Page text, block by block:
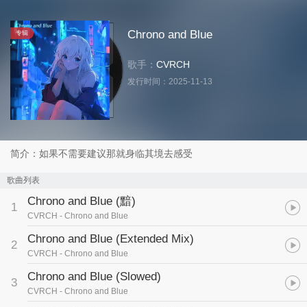
专辑 Chrono and Blue
歌手： CVRCH
发行时间： 2025-11-13
简介：如果不需要建议那就身临其境去感受
歌曲列表
1 Chrono and Blue (黯)
CVRCH - Chrono and Blue
2 Chrono and Blue (Extended Mix)
CVRCH - Chrono and Blue
3 Chrono and Blue (Slowed)
CVRCH - Chrono and Blue